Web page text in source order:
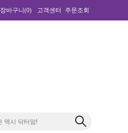
장바구니(0) 고객센터 주문조회